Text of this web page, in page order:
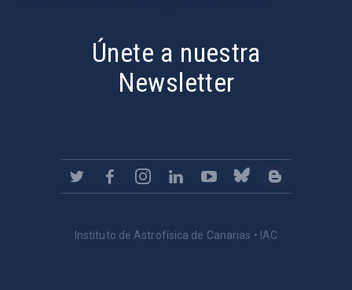
Únete a nuestra
Newsletter
Instituto de Astrofísica de Canarias • IAC